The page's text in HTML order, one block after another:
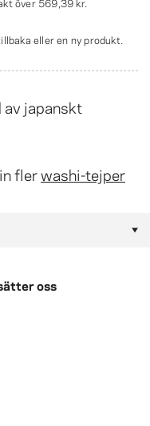
japanskt
flerwashi-tejper
eller en ny produkt.
oss